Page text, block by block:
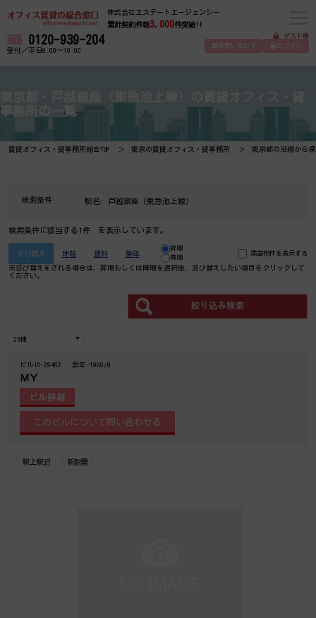
株式会社エステートエージェンシー
累計契約件数3,000件突破!!
0120-939-204
受付／平日9:00～19:00
ゲスト様
お問い合わせ
ログイン
事務所の一覧
賃貸オフィス・貸事務所総合TOP 東京の賃貸オフィス・貸事務所 東京都の沿線から
検索条件 駅名: 戸越銀座（東急池上線）
検索条件に該当する1件 を表示しています。
並び替え 坪数 賃料 築年
昇順
降順
満室物件を表示する
※並び替えをされる場合は、昇順もしくは降順を選択後、​並び替えしたい項目をクリックして
ください。
ビルID-29462 築年-1989/9
ＭＹ
ビル詳細
駅上駅近 新耐震